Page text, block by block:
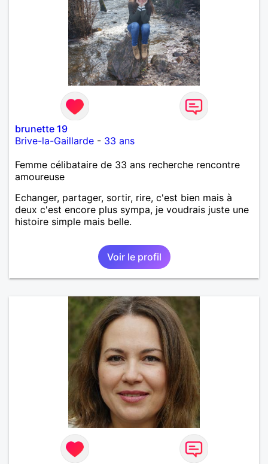
brunette 19
Brive-la-Gaillarde - 33 ans
Femme célibataire de 33 ans recherche rencontre
amoureuse
Echanger, partager, sortir, rire, c'est bien mais à
deux c'est encore plus sympa, je voudrais juste une
histoire simple mais belle.
Voir le profil